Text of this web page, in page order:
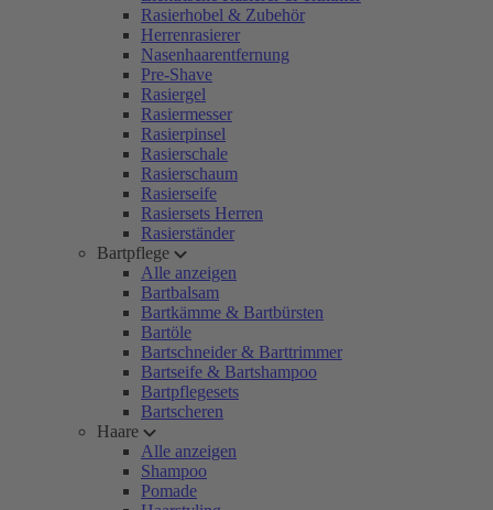
Rasierhobel & Zubehör
Herrenrasierer
Nasenhaarentfernung
Pre-Shave
Rasiergel
Rasiermesser
Rasierpinsel
Rasierschale
Rasierschaum
Rasierseife
Rasiersets Herren
Rasierständer
Bartpflege
Alle anzeigen
Bartbalsam
Bartkämme & Bartbürsten
Bartöle
Bartschneider & Barttrimmer
Bartseife & Bartshampoo
Bartpflegesets
Bartscheren
Haare
Alle anzeigen
Shampoo
Pomade